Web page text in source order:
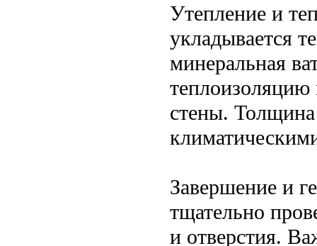
Утепление и
укладывается
минеральная
теплоизоляцию
стены. Толщина
Завершение и
тщательно
и отверстия.